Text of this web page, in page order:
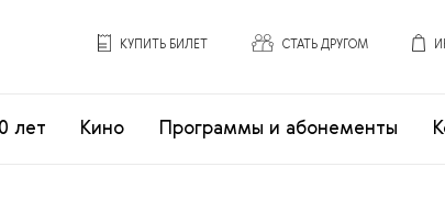
КУПИТЬ БИЛЕТ СТАТЬ ДРУГОМ
лет Кино Программы и абонементы